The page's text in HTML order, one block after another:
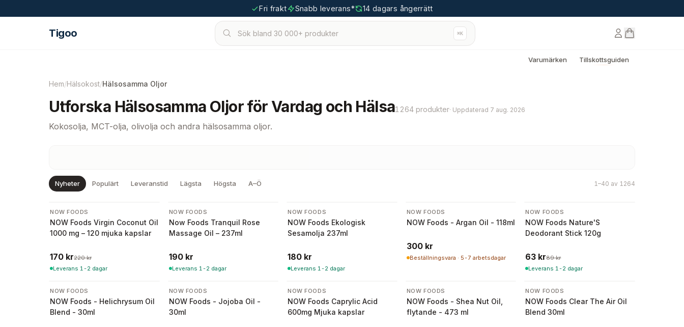
Fri frakt Snabb leverans* 14 dagars ångerrätt
Tigoo Sök bland 30 000+ produkter ⌘K
Varumärken Tillskottsguiden
Hem/Hälsokost/Hälsosamma Oljor
Utforska Hälsosamma Oljor för Vardag och Hälsa1264 produkter· Uppdaterad 7 aug. 2026
Kokosolja, MCT-olja, olivolja och andra hälsosamma oljor.
Nyheter Populärt Leveranstid Lägsta Högsta A–Ö 1–40 av 1264
-23%
NOW FOODS
NOW Foods Virgin Coconut Oil
1000 mg – 120 mjuka kapslar
170 kr220 kr
Leverans 1-2 dagar
NOW FOODS
Now Foods Tranquil Rose
Massage Oil – 237ml
190 kr
Leverans 1-2 dagar
NOW FOODS
NOW Foods Ekologisk
Sesamolja 237ml
180 kr
Leverans 1-2 dagar
NOW FOODS
NOW Foods - Argan Oil - 118ml
300 kr
Beställningsvara · 5-7 arbetsdagar
-29%
NOW FOODS
NOW Foods Nature'S
Deodorant Stick 120g
63 kr89 kr
Leverans 1-2 dagar
NOW FOODS
NOW Foods - Helichrysum Oil
Blend - 30ml
-9%
NOW FOODS
NOW Foods - Jojoba Oil -
30ml
NOW FOODS
NOW Foods Caprylic Acid
600mg Mjuka kapslar
NOW FOODS
NOW Foods - Shea Nut Oil,
flytande - 473 ml
NOW FOODS
NOW Foods Clear The Air Oil
Blend 30ml